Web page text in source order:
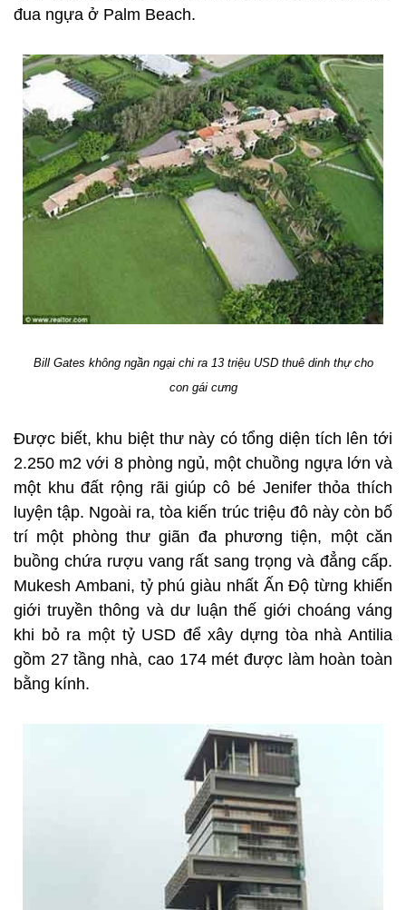
đua ngựa ở Palm Beach.
Bill Gates không ngần ngại chi ra 13 triệu USD thuê dinh thự cho
con gái cưng
Được biết, khu biệt thư này có tổng diện tích lên tới
2.250 m2 với 8 phòng ngủ, một chuồng ngựa lớn và
một khu đất rộng rãi giúp cô bé Jenifer thỏa thích
luyện tập. Ngoài ra, tòa kiến trúc triệu đô này còn bố
trí một phòng thư giãn đa phương tiện, một căn
buồng chứa rượu vang rất sang trọng và đẳng cấp.
Mukesh Ambani, tỷ phú giàu nhất Ấn Độ từng khiến
giới truyền thông và dư luận thế giới choáng váng
khi bỏ ra một tỷ USD để xây dựng tòa nhà Antilia
gồm 27 tầng nhà, cao 174 mét được làm hoàn toàn
bằng kính.